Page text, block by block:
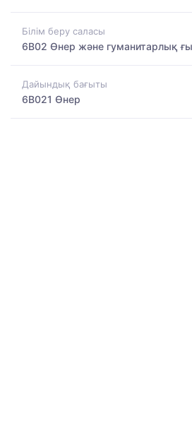
Білім беру саласы
6B02 Өнер және гуманитарлық
Дайындық бағыты
6B021 Өнер